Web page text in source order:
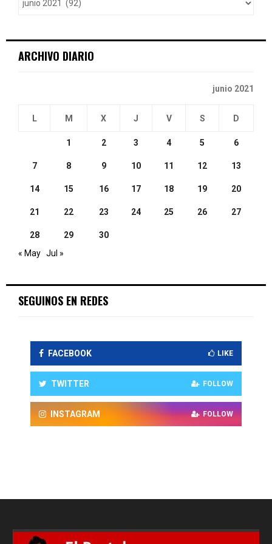
ARCHIVO DIARIO
junio 2021
L M X J V S D
1 2 3 4 5 6
7 8 9 10 11 12 13
14 15 16 17 18 19 20
21 22 23 24 25 26 27
28 29
30
« May Jul »
SEGUINOS EN REDES
FACEBOOK LIKE
TWITTER FOLLOW
INSTAGRAM FOLLOW